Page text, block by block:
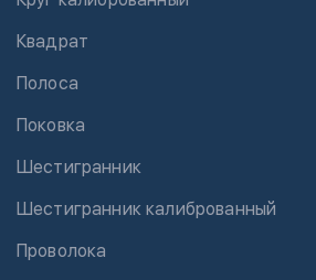
Квадрат
Полоса
Поковка
Шестигранник
Шестигранник калиброванный
Проволока